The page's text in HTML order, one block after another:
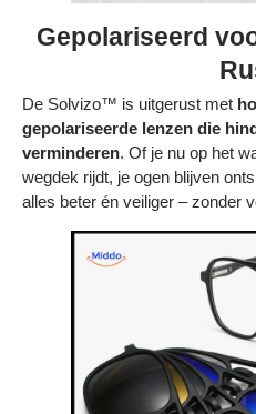
Gepolariseerd
De Solvizo™ is uitgerust met
gepolariseerde lenzen die
verminderen. Of je nu op het
wegdek rijdt, je ogen blijven
alles beter én veiliger – zonder